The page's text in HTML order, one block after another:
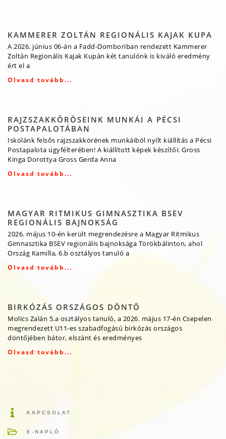
KAMMERER ZOLTÁN REGIONÁLIS KAJAK KUPA
A 2026. június 06-án a Fadd-Domboriban rendezett Kammerer
Zoltán Regionális Kajak Kupán két tanulónk is kiváló eredmény
ért el a
Olvasd tovább...
RAJZSZAKKÖRÖSEINK MUNKÁI A PÉCSI
POSTAPALOTÁBAN
Iskolánk felsős rajzszakkörének munkáiból nyílt kiállítás a Pécsi
Postapalota ügyfélterében! A kiállított képek készítői: Gross
Kinga Dorottya Gross Gerda Anna
Olvasd tovább...
MAGYAR RITMIKUS GIMNASZTIKA BSEV
REGIONÁLIS BAJNOKSÁG
2026. május 10-én került megrendezésre a Magyar Ritmikus
Gimnasztika BSEV regionális bajnoksága Törökbálinton, ahol
Ország Kamilla, 6.b osztályos tanuló a
Olvasd tovább...
BIRKÓZÁS ORSZÁGOS DÖNTŐ
Molics Zalán 5.a osztályos tanuló, a 2026. május 17-én Csepelen
megrendezett U11-es szabadfogású birkózás országos
döntőjében bátor, elszánt és eredményes
Olvasd tovább...
KAPCSOLAT
E-NAPLÓ